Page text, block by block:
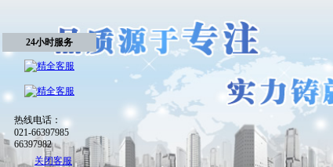
24小时服务
热线电话：
021-66397985
66397982
关闭客服